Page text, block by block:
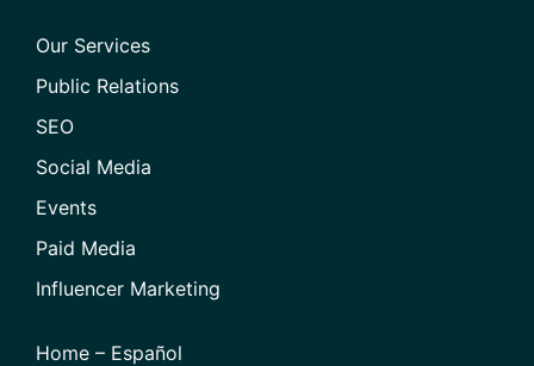
Our Services
Public Relations
SEO
Social Media
Events
Paid Media
Influencer Marketing
Home – Español